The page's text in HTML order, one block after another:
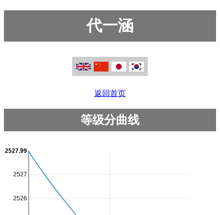
代一涵
返回首页
等级分曲线
2526
2527
2527.99